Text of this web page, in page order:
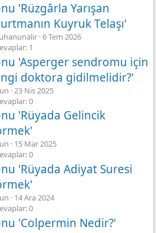
'Rüzgârla Yarışan
Kuyruk Telaşı'
6 Tem 2026
1
'Asperger sendromu için
doktora gidilmelidir?'
23 Nis 2025
0
'Rüyada Gelincik
15 Mar 2025
0
'Rüyada Adiyat Suresi
14 Ara 2024
0
'Colpermin Nedir?'